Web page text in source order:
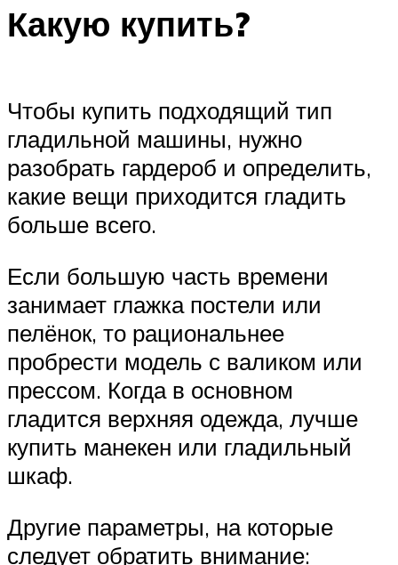
Какую купить?
Чтобы купить подходящий тип
гладильной машины, нужно
разобрать гардероб и определить,
какие вещи приходится гладить
больше всего.
Если большую часть времени
занимает глажка постели или
пелёнок, то рациональнее
пробрести модель с валиком или
прессом. Когда в основном
гладится верхняя одежда, лучше
купить манекен или гладильный
шкаф.
Другие параметры, на которые
следует обратить внимание: